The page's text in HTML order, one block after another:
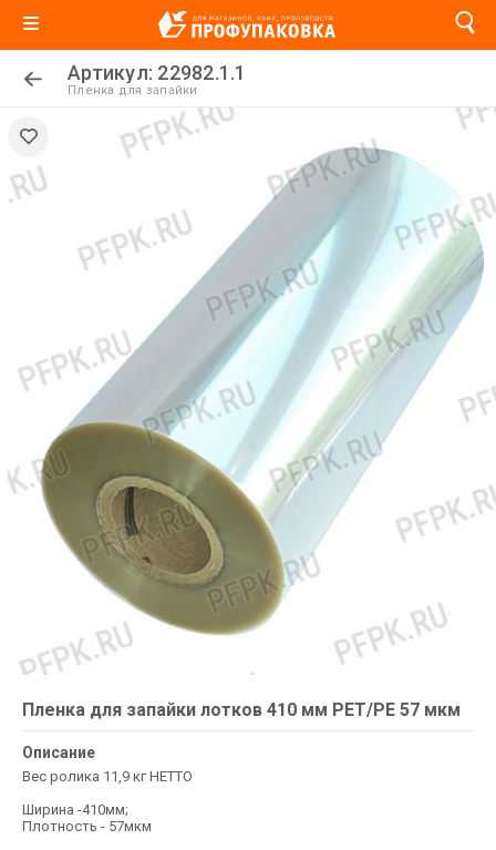
Артикул: 22982.1.1
Пленка для запайки
Пленка для запайки лотков 410 мм РЕТ/РE 57 мкм
Описание
Вес ролика 11,9 кг НЕТТО
Ширина -410мм;
Плотность - 57мкм